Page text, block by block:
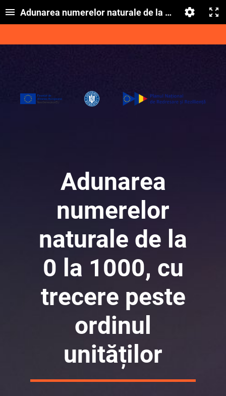
Adunarea numerelor naturale de la 0 la 1000, cu
Adunarea
numerelor
naturale de la
0 la 1000, cu
trecere peste
ordinul
unităților